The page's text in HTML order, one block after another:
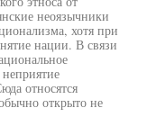
неоязычники
хотя при
нации. В связи
относятся
открыто не